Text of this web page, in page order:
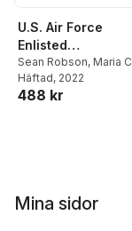
U.S. Air Force
Enlisted
Classification and
Reclassification
Sean Robson, Maria C
Lytell,Matthew Walsh
Kimberly Curry Hall
Häftad, 2022
488 kr
Mina sidor